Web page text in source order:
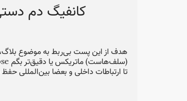
کانفیگ دم
هدف از این پست بی‌ربط به موضوع بلاگ،
تا ارتباطات داخلی و بعضا بین‌المللی